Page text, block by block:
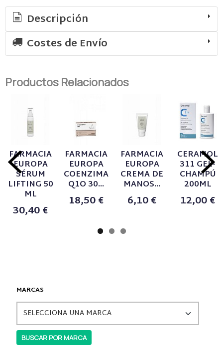
MARCAS
Descripción
Costes de Envío
Productos Relacionados
FARMACIA
EUROPA
SÉRUM
LIFTING 50
ML
30,40 €
FARMACIA
EUROPA
COENZIMA
Q1O 30...
18,50 €
FARMACIA
EUROPA
CREMA DE
MANOS...
6,10 €
CERAMOL
311 GEL-
CHAMPÚ
200ML
12,00 €